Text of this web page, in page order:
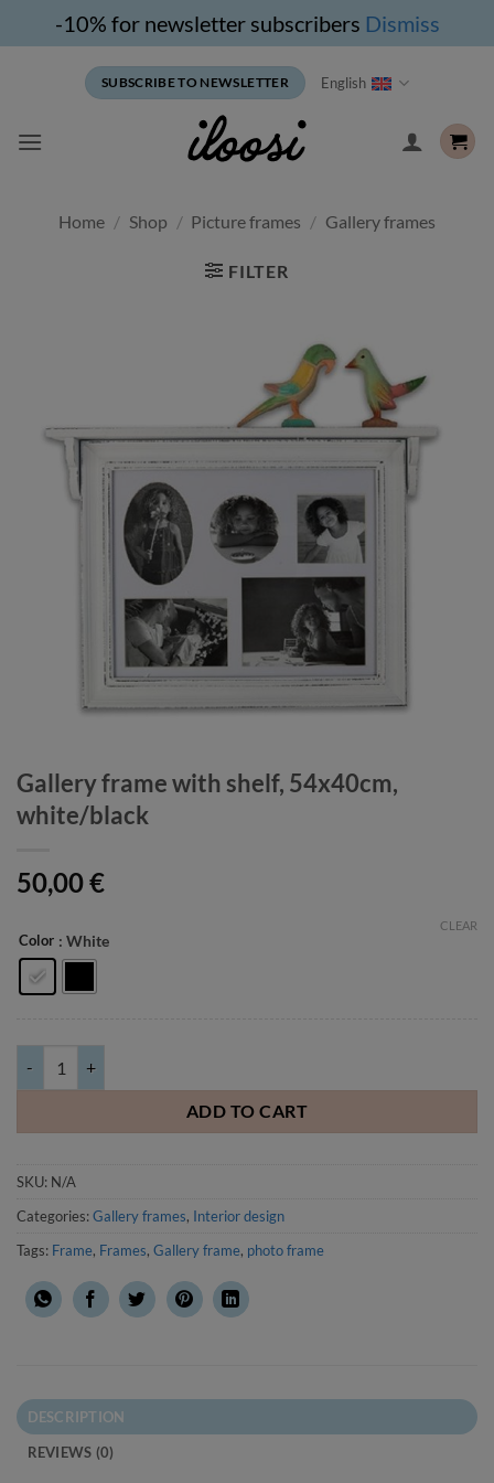
-10% for newsletter subscribers Dismiss
SUBSCRIBE TO NEWSLETTER English
Home / Shop / Picture frames / Gallery frames
FILTER
Gallery frame with shelf, 54x40cm,
white/black
50,00€
Color : White
CLEAR
ADD TO CART
SKU: N/A
Categories:Gallery frames, Interior design
Tags: Frame, Frames, Gallery frame, photo frame
DESCRIPTION
REVIEWS (0)